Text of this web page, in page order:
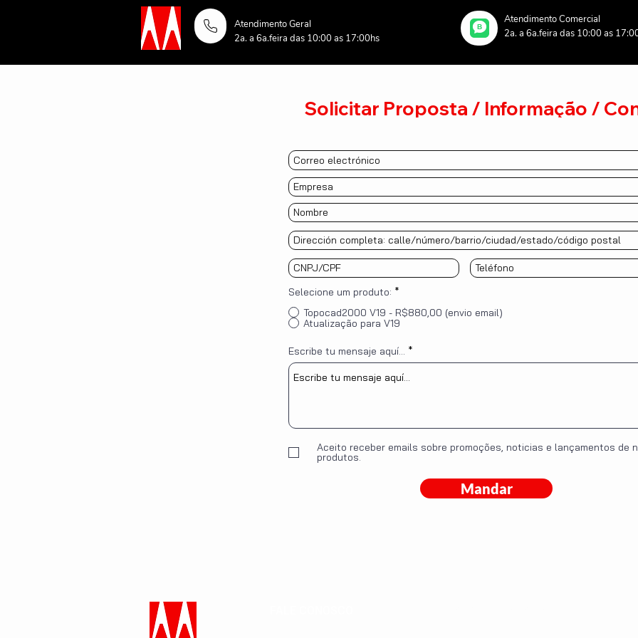
Atendimento Geral
2a. a 6a.feira das 10:00 as 17:00hs
B
Atendimento Comercial
2a. a 6a.feira das 10:00 as
Solicitar Proposta / Informação /
Selecione um produto: *
Topocad2000 V19 - R$880,00 (envio email)
Atualização para V19
Escribe tu mensaje aquí...
Aceito receber emails sobre promoções, noticias e lançamentos de
produtos.
Mandar